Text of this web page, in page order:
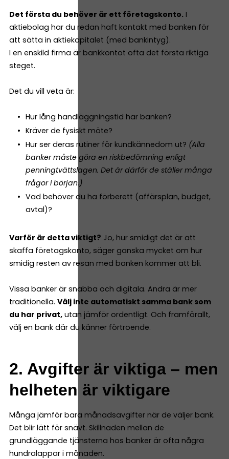
Det första du behöver är ett företagskonto. I
aktiebolag har du redan haft kontakt med banken för
att sätta in aktiekapitalet (med bankintyg).
I en enskild firma är bankkontot ofta det första riktiga
steget.
Det du vill veta är:
Hur lång handläggningstid har banken?
Kräver de fysiskt möte?
Hur ser deras rutiner för kundkännedom ut? (Alla
banker måste göra en riskbedömning enligt
penningtvättslagen. Det är därför de ställer många
frågor i början.)
Vad behöver du ha förberett (affärsplan, budget,
avtal)?
Varför är detta viktigt? Jo, hur smidigt det är att
skaffa företagskonto, säger ganska mycket om hur
smidig resten av resan med banken kommer att bli.
Vissa banker är snabba och digitala. Andra är mer
traditionella. Välj inte automatiskt samma bank som
du har privat, utan jämför ordentligt. Och framförallt,
välj en bank där du känner förtroende.
2. Avgifter är viktiga – men
helheten är viktigare
Många jämför bara månadsavgifter när de väljer bank.
Det blir lätt för snävt. Skillnaden mellan de
grundläggande tjänsterna hos banker är ofta några
hundralappar i månaden.